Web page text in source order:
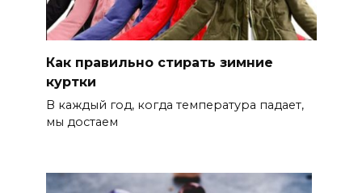
Как правильно стирать зимние
куртки
В каждый год, когда температура падает,
мы достаем